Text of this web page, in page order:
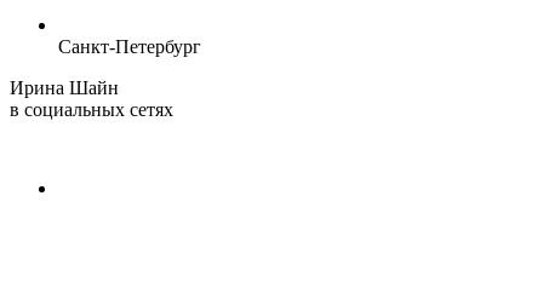
Санкт-Петербург
Ирина Шайн
в социальных сетях